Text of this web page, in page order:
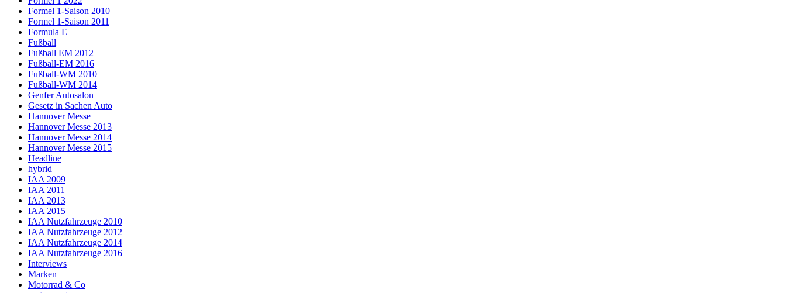
Formel 1-Saison 2010
Formel 1-Saison 2011
Formula E
Fußball
Fußball EM 2012
Fußball-EM 2016
Fußball-WM 2010
Fußball-WM 2014
Genfer Autosalon
Gesetz in Sachen Auto
Hannover Messe
Hannover Messe 2013
Hannover Messe 2014
Hannover Messe 2015
Headline
hybrid
IAA 2009
IAA 2011
IAA 2013
IAA 2015
IAA Nutzfahrzeuge 2010
IAA Nutzfahrzeuge 2012
IAA Nutzfahrzeuge 2014
IAA Nutzfahrzeuge 2016
Interviews
Marken
Motorrad & Co